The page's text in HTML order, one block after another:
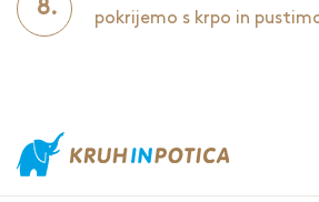
pokrijemo s krpo in